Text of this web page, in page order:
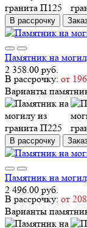
В рассрочку
Памятник на
2 358.00 руб.
В рассрочку: от
Варианты
В рассрочку
Памятник на
2 496.00 руб.
В рассрочку: от
Варианты